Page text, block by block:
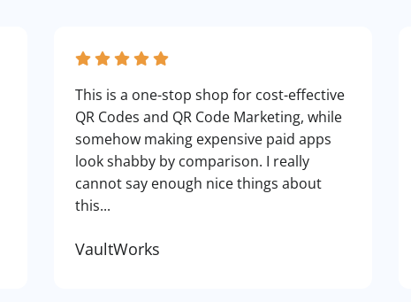
This is a one-stop shop for cost-effective
QR Codes and QR Code Marketing, while
somehow making expensive paid apps
look shabby by comparison. I really
cannot say enough nice things about
this...
VaultWorks